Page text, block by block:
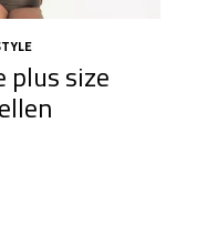
plus size